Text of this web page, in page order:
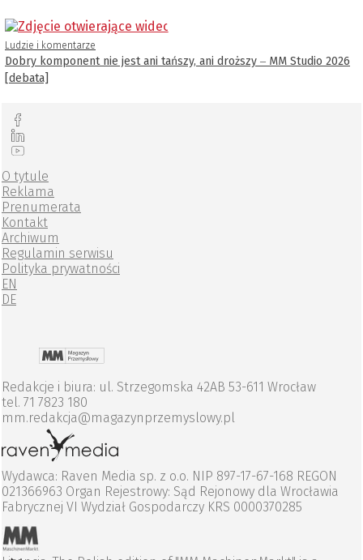
Ludzie i komentarze
Dobry komponent nie jest ani tańszy, ani droższy ‒ MM Studio 2026
[debata]
O tytule
Reklama
Prenumerata
Kontakt
Archiwum
Regulamin serwisu
Polityka prywatności
EN
DE
Redakcje i biura: ul. Strzegomska 42AB 53-611 Wrocław
tel. 71 7823 180
mm.redakcja@magazynprzemyslowy.pl
Wydawca: Raven Media sp. z o.o. NIP 897-17-67-168 REGON
021366963 Organ Rejestrowy: Sąd Rejonowy dla Wrocławia
Fabrycznej VI Wydział Gospodarczy KRS 0000370285